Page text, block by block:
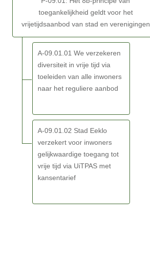
kwaliteitsvolle
gezondheids-
voorzieningen
toegankelijkheid geldt voor het
vrijetijdsaanbod van stad en verenigingen
A-09.01.01 We verzekeren
diversiteit in vrije tijd via
toeleiden van alle inwoners
naar het reguliere aanbod
A-09.01.02 Stad Eeklo
verzekert voor inwoners
gelijkwaardige toegang tot
vrije tijd via UiTPAS met
kansentarief